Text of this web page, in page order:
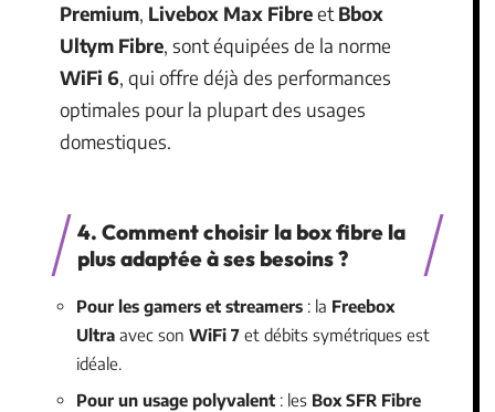
Premium, Livebox Max Fibreet Bbox
Ultym Fibre, sont équipées de la norme
WiFi 6, qui offre déjà des performances
optimales pour la plupart des usages
domestiques.
4. Comment choisir la box fibre la
plus adaptée à ses besoins ?
Pour les gamers et streamers : la Freebox
Ultra avec son WiFi 7 et débits symétriques est
idéale.
Pour un usage polyvalent : les Box SFR Fibre